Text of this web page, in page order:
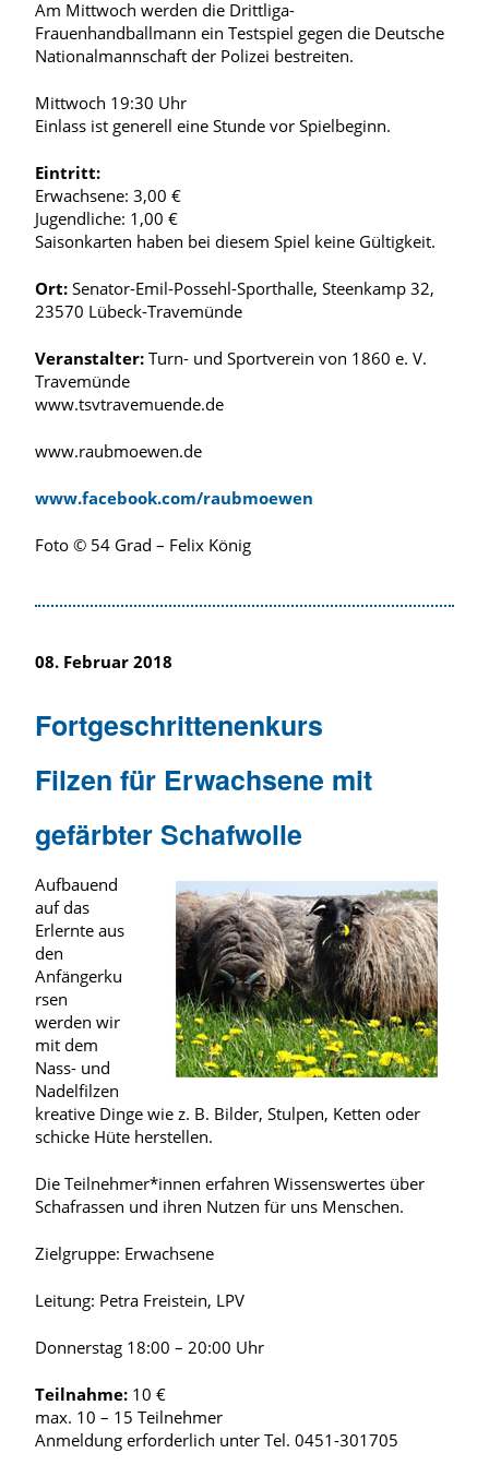
Am Mittwoch werden die Drittliga-
Frauenhandballmann ein Testspiel gegen die Deutsche
Nationalmannschaft der Polizei bestreiten.
Mittwoch 19:30 Uhr
Einlass ist generell eine Stunde vor Spielbeginn.
Eintritt:
Erwachsene: 3,00 €
Jugendliche: 1,00 €
Saisonkarten haben bei diesem Spiel keine Gültigkeit.
Ort: Senator-Emil-Possehl-Sporthalle, Steenkamp 32,
23570 Lübeck-Travemünde
Veranstalter: Turn- und Sportverein von 1860 e. V.
Travemünde
www.tsvtravemuende.de
www.raubmoewen.de
www.facebook.com/raubmoewen
Foto © 54 Grad – Felix König
08. Februar 2018
Fortgeschrittenenkurs
Filzen für Erwachsene mit
gefärbter Schafwolle
Aufbauend
auf das
Erlernte aus
den
Anfängerku
rsen
werden wir
mit dem
Nass- und
Nadelfilzen
kreative Dinge wie z. B. Bilder, Stulpen, Ketten oder
schicke Hüte herstellen.
Die Teilnehmer*innen erfahren Wissenswertes über
Schafrassen und ihren Nutzen für uns Menschen.
Zielgruppe: Erwachsene
Leitung: Petra Freistein, LPV
Donnerstag 18:00 – 20:00 Uhr
Teilnahme: 10 €
max. 10 – 15 Teilnehmer
Anmeldung erforderlich unter Tel. 0451-301705